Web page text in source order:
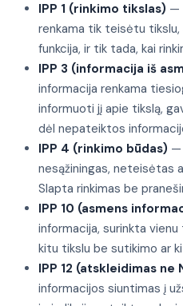
IPP 1 (rinkimo tikslas) —
renkama tik teisėtu
funkcija, ir tik tada, kai
IPP 3 (informacija iš
informacija renkama
informuoti jį apie tikslą,
dėl nepateiktos
IPP 4 (rinkimo būdas) —
nesąžiningas, neteisėtas
Slapta rinkimas be
IPP 10 (asmens
informacija, surinkta
kitu tikslu be sutikimo ar
IPP 12 (atskleidimas ne
informacijos siuntimas į